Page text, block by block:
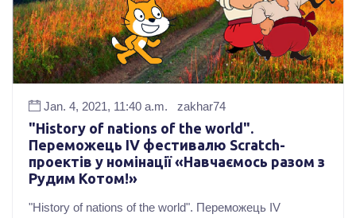
Jan. 4, 2021, 11:40 a.m. zakhar74
"History of nations of the world".
Переможець ІV фестивалю Scrаtch-
проектів у номінації «Навчаємось разом з
Рудим Котом!»
"History of nations of the world". Переможець ІV